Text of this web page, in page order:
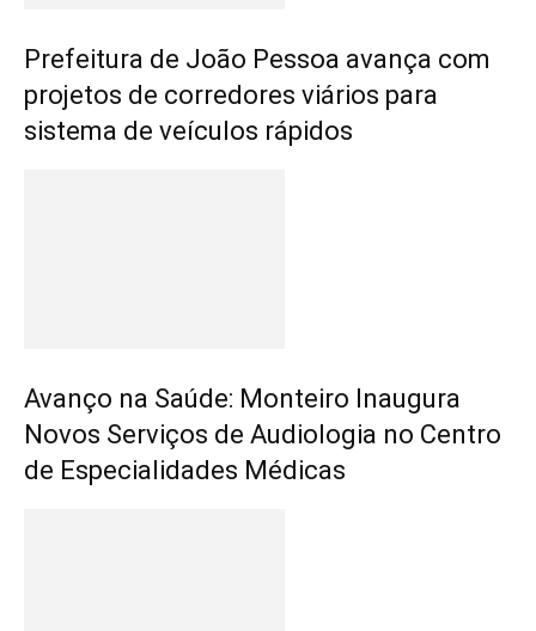
Prefeitura de João Pessoa avança com
projetos de corredores viários para
sistema de veículos rápidos
Avanço na Saúde: Monteiro Inaugura
Novos Serviços de Audiologia no Centro
de Especialidades Médicas